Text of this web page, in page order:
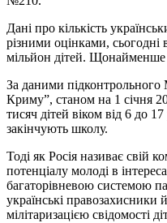
Дані про кількість
різними оцінками, сьогодні
мільйон дітей. Щонайменше
За даними підконтрольного
Криму”, станом на 1 січня
тисяч дітей віком від 6 до
закінчують школу.
Тоді як Росія називає свій
потенціалу молоді в
багаторівневою системою
українські правозахисники
мілітаризацією свідомості